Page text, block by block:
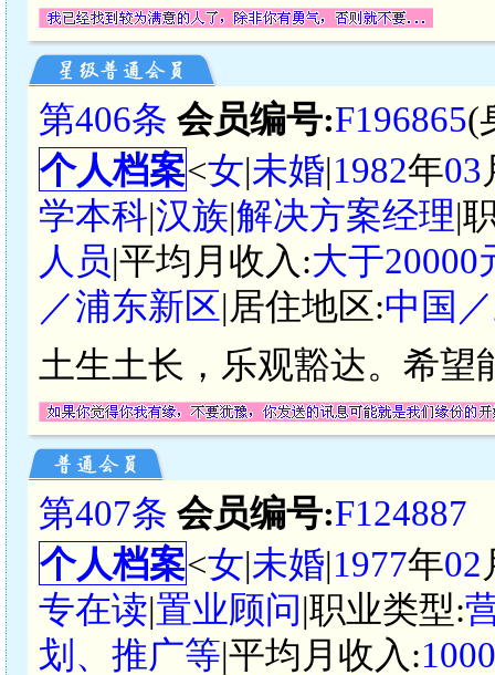
第406条 会员编号:F196865(
个人档案<女|未婚|1982年03
学本科|汉族|解决方案经理|
人员|平均月收入:大于20000
／浦东新区|居住地区:中国
土生土长，乐观豁达。希
第407条 会员编号:F124887
个人档案<女|未婚|1977年02
专在读|置业顾问|职业类型:
划、推广等|平均月收入: